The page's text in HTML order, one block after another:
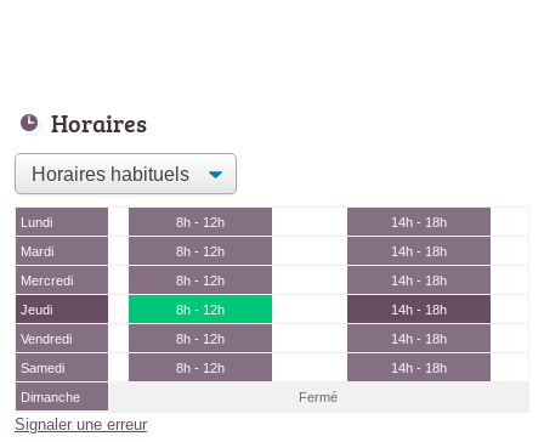
Horaires
Lundi 8h - 12h
14h - 18h
Mardi
8h - 12h
14h - 18h
Mercredi
8h - 12h
14h - 18h
Jeudi
8h - 12h
14h - 18h
Vendredi
8h - 12h
14h - 18h
Samedi
8h - 12h
14h - 18h
Dimanche
Fermé
Signaler une erreur